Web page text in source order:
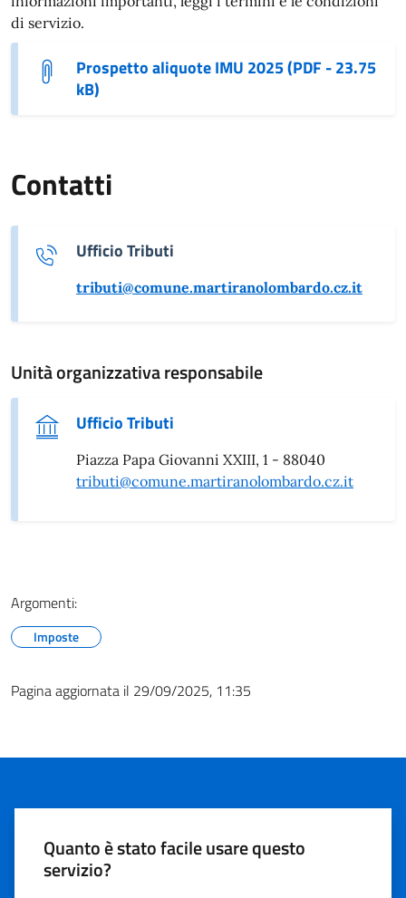
di servizio.
Prospetto aliquote IMU 2025 (PDF - 23.75
kB)
Contatti
Ufficio Tributi
tributi@comune.martiranolombardo.cz.it
Unità organizzativa responsabile
Ufficio Tributi
Piazza Papa Giovanni XXIII, 1 - 88040
tributi@comune.martiranolombardo.cz.it
Argomenti:
Imposte
Pagina aggiornata il 29/09/2025, 11:35
Quanto è stato facile usare questo
servizio?